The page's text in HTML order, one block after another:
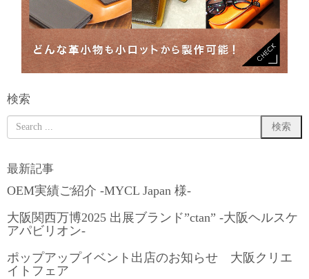
検索
最新記事
OEM実績ご紹介 -MYCL Japan 様-
大阪関西万博2025 出展ブランド”ctan” -大阪ヘルスケ
アパビリオン-
ポップアップイベント出店のお知らせ 大阪クリエ
イトフェア